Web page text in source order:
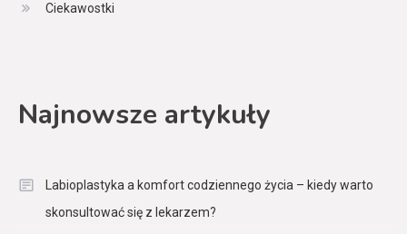
Ciekawostki
Najnowsze artykuły
Labioplastyka a komfort codziennego życia – kiedy warto
skonsultować się z lekarzem?